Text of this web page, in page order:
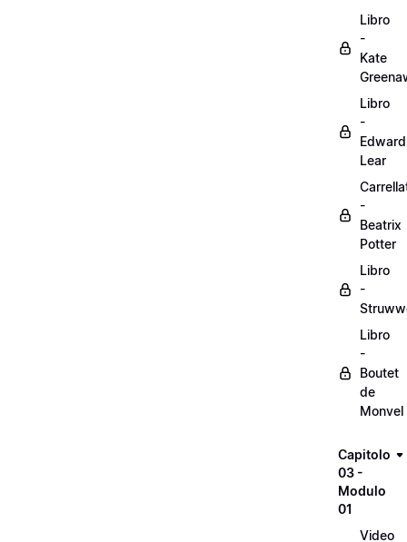
Libro
-
Kate
Libro
-
Edward
Lear
-
Beatrix
Potter
Libro
-
Libro
-
Boutet
de
Monvel
Capitolo
03 -
Modulo
01
Video